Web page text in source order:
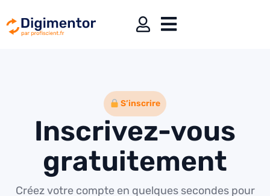
S’inscrire
Inscrivez-vous
gratuitement
Créez votre compte en quelques secondes pour